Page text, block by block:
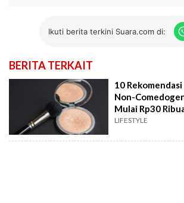
Ikuti berita terkini Suara.com di:
BERITA TERKAIT
10
Non-
Mulai Rp30
LIFESTYLE